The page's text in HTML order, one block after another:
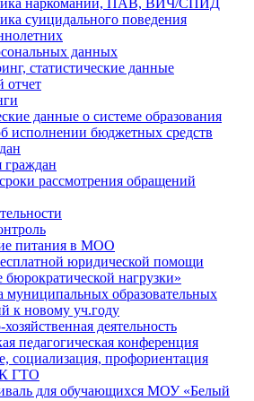
наркомании, ПАВ, ВИЧ/СПИД
суицидального поведения
данных
статистические данные
отчет
данные о системе образования
исполнении бюджетных средств
рассмотрения обращений
питания в МОО
юридической помощи
нагрузки»
муниципальных образовательных
к новому уч.году
деятельность
педагогическая конференция
социализация, профориентация
ГТО
для обучающихся МОУ «Белый